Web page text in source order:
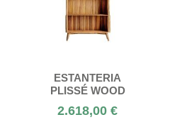
ESTANTERIA
PLISSÉ WOOD
2.618,00 €